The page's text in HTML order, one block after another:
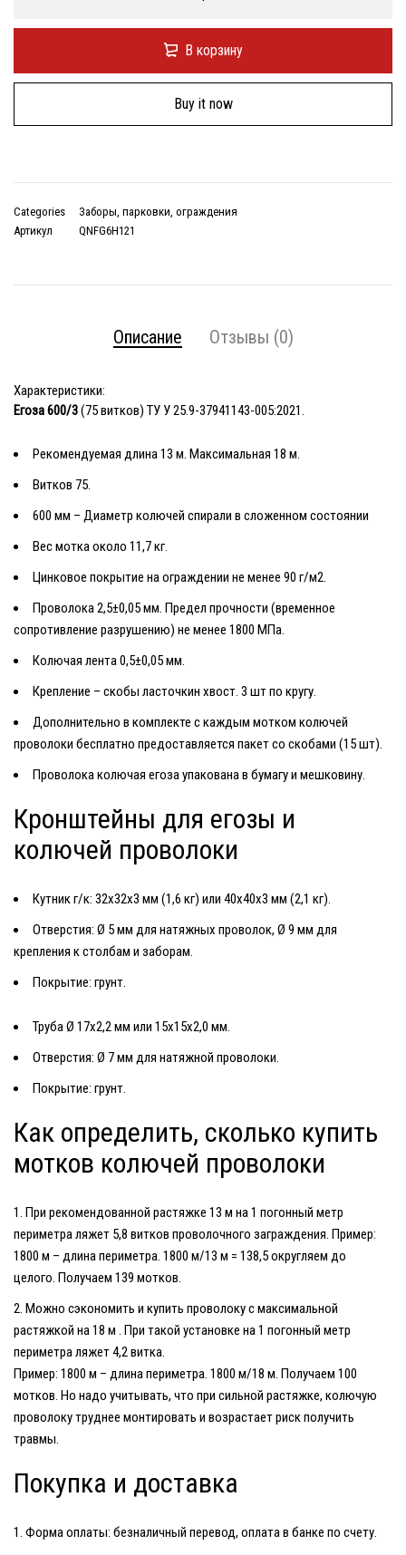
В корзину
Buy it now
Categories
Заборы, парковки, ограждения
Артикул
QNFG6H121
Описание Отзывы (0)
Характеристики:
Егоза 600/3(75 витков) ТУ У 25.9-37941143-005:2021.
Рекомендуемая длина 13 м. Максимальная 18 м.
Витков 75.
600 мм – Диаметр колючей спирали в сложенном состоянии
Вес мотка около 11,7 кг.
Цинковое покрытие на ограждении не менее 90 г/м2.
Проволока 2,5±0,05 мм. Предел прочности (временное
сопротивление разрушению) не менее 1800 МПа.
Колючая лента 0,5±0,05 мм.
Крепление – скобы ласточкин хвост. 3 шт по кругу.
Дополнительно в комплекте с каждым мотком колючей
проволоки бесплатно предоставляется пакет со скобами (15 шт).
Проволока колючая егоза упакована в бумагу и мешковину.
Кронштейны для егозы и
колючей проволоки
Кутник г/к: 32х32х3 мм (1,6 кг) или 40х40х3 мм (2,1 кг).
Отверстия: Ø 5 мм для натяжных проволок, Ø 9 мм для
крепления к столбам и заборам.
Покрытие: грунт.
Труба Ø 17х2,2 мм или 15х15х2,0 мм.
Отверстия: Ø 7 мм для натяжной проволоки.
Покрытие: грунт.
Как определить, сколько купить
мотков колючей проволоки
При рекомендованной растяжке 13 м на 1 погонный метр
периметра ляжет 5,8 витков проволочного заграждения. Пример:
1800 м – длина периметра. 1800 м/13 м = 138,5 округляем до
целого. Получаем 139 мотков.
Можно сэкономить и купить проволокус максимальной
растяжкой на 18 м . При такой установке на 1 погонный метр
периметра ляжет 4,2 витка.
Пример: 1800 м – длина периметра. 1800 м/18 м. Получаем 100
мотков. Но надо учитывать, что при сильной растяжке, колючую
проволокутруднее монтировать и возрастает риск получить
травмы.
Покупка и доставка
Форма оплаты: безналичный перевод, оплата в банке по счету.